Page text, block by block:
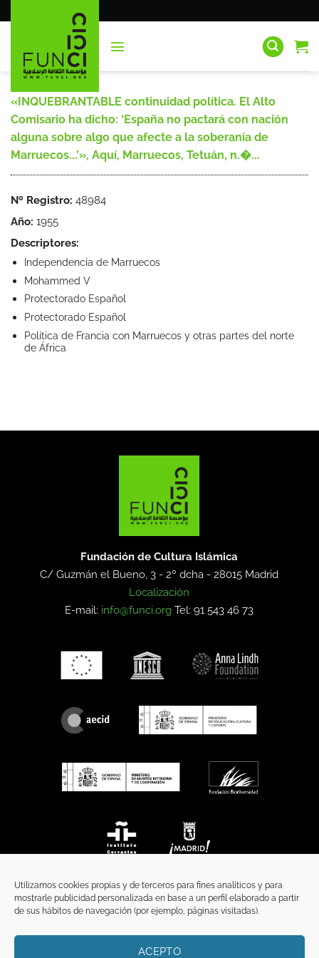
Utilizamos cookies propias y de terceros para fines analíticos y para
mostrarle publicidad personalizada en base a un perfil elaborado a partir
de sus hábitos de navegación (por ejemplo, páginas visitadas).
ACEPTO
al
«INQUEBRANTABLE continuidad política. El Alto
Comisario ha dicho: ‘España no pactará con nación
alguna sobre algo que afecte a la soberanía de
Marruecos...’», Aquí, Marruecos, Tetuán, n.�...
Nº Registro: 48984
Año: 1955
Descriptores:
Independencia de Marruecos
Mohammed V
Protectorado Español
Protectorado Español
Política de Francia con Marruecos y otras partes del norte
de África
Fundación de Cultura Islámica
C/ Guzmán el Bueno, 3 - 2º dcha -28015 Madrid
Localización
E-mail: info@funci.org Tel: 91 543 46 73